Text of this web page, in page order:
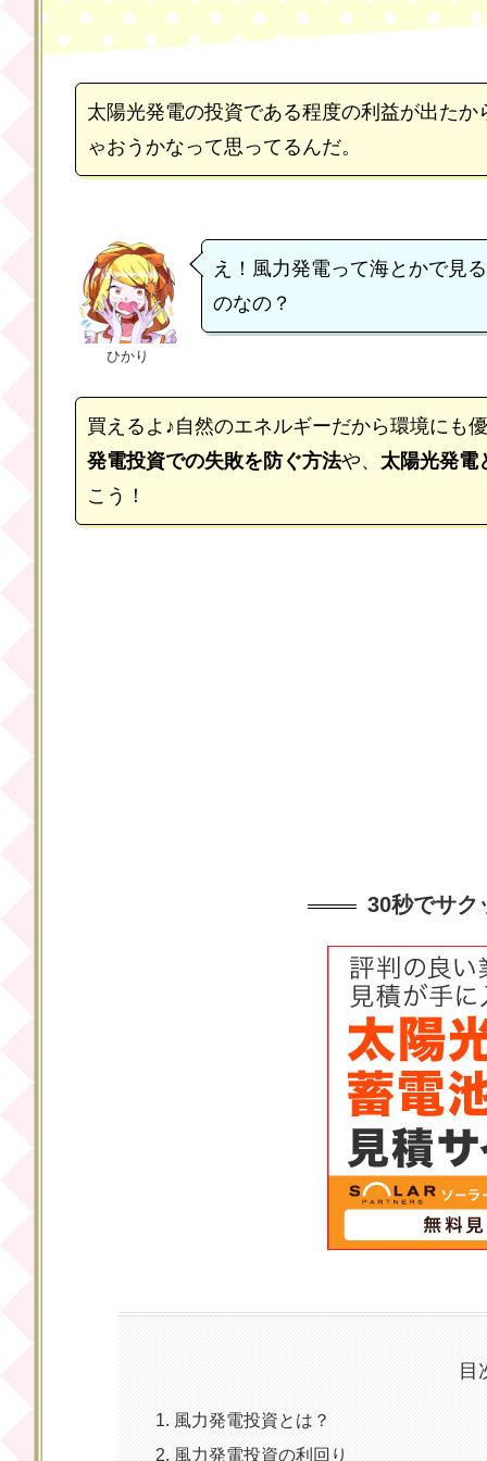
太陽光発電の投資である程度の利益が出た
ゃおうかなって思ってるんだ。
ひかり
え！風力発電って海とかで見
のなの？
買えるよ♪自然のエネルギーだから環境にも
発電投資での失敗を防ぐ方法や、 太陽光発電
こう！
30秒でサク
目
風力発電投資とは？
風力発電投資の利回り